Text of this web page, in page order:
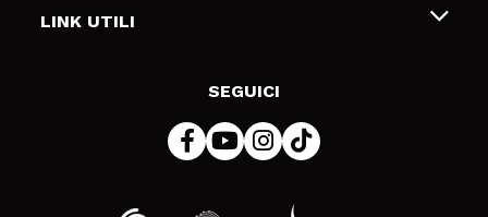
Metodi di pagamamento
Termini e condizioni
LINK UTILI
SEGUICI